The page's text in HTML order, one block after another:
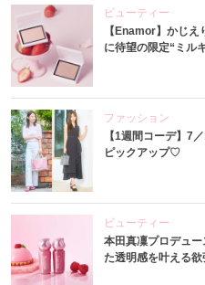
ビューティー
【Enamor】かじ
に待望の限定“ミル
ファッション
【1週間コーデ】7
ピックアップ♡
ビューティー
本田真凜プロデュ
た透明感を叶える欲